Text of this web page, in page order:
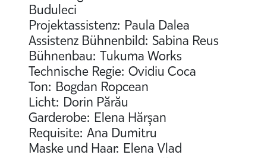
Buduleci
Projektassistenz: Paula Dalea
Assistenz Bühnenbild: Sabina Reus
Bühnenbau: Tukuma Works
Technische Regie: Ovidiu Coca
Ton: Bogdan Ropcean
Licht: Dorin Părău
Garderobe: Elena Hărșan
Requisite: Ana Dumitru
Maske und Haar: Elena Vlad